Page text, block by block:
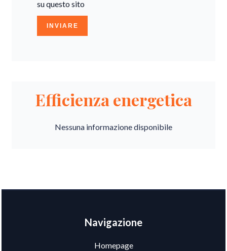
su questo sito
INVIARE
Efficienza energetica
Nessuna informazione disponibile
Navigazione
Homepage